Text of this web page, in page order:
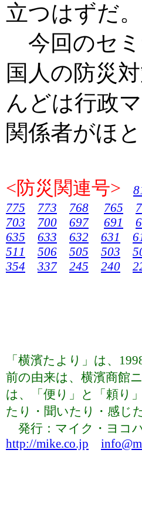
立つはずだ。
今回のセミ
国人の防災
んどは行政
関係者がほ
<防災関連号>
775
773 768 765
703
700 697 691
635
633 632 631
511
506 505 503
354
337 245 240
「横濱たより」は、
前の由来は、横濱商館
は、「便り」と「頼り
たり・聞いたり・感じ
発行：マイク・ヨコ
http://mike.co.jp